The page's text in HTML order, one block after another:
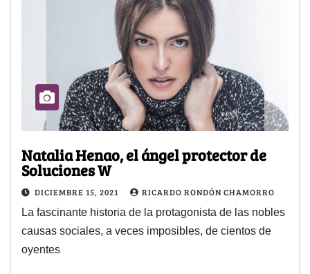
Natalia Henao, el ángel protector de
Soluciones W
DICIEMBRE 15, 2021 RICARDO RONDÓN CHAMORRO
La fascinante historia de la protagonista de las nobles
causas sociales, a veces imposibles, de cientos de
oyentes